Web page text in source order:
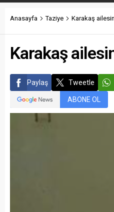
Anasayfa Taziye Karakaş
Karakaş
Paylaş Tweetle
ABONE OL